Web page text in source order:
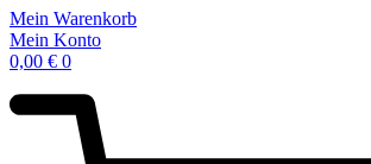
Mein Warenkorb
Mein Konto
0,00 € 0